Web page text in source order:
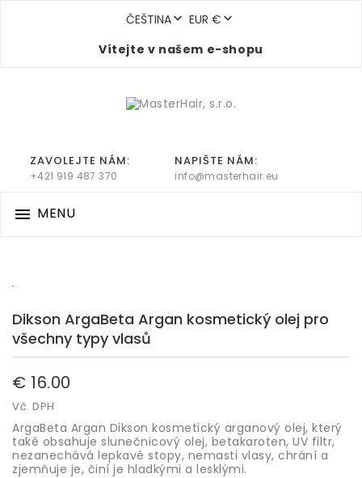
ČEŠTINA EUR €
Vítejte v našem e-shopu
ZAVOLEJTE NÁM:
+421 919 487 370
NAPIŠTE NÁM:
info@masterhair.eu
 MENU
Dikson ArgaBeta Argan kosmetický olej pro
všechny typy vlasů
€ 16.00
Vč. DPH
ArgaBeta Argan Dikson kosmetický arganový olej, který
také obsahuje slunečnicový olej, betakaroten, UV filtr,
nezanechává lepkavé stopy, nemasti vlasy, chrání a
zjemňuje je, činí je hladkými a lesklými.